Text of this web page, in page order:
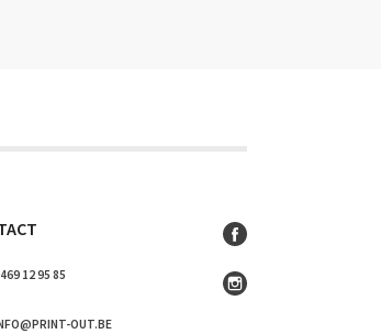
12 95 85
OUT.BE